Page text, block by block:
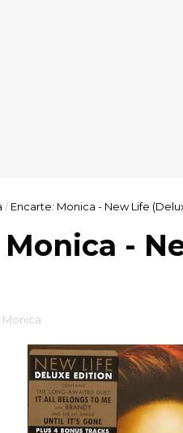
/ Encarte: Monica - New Life
-
Monica